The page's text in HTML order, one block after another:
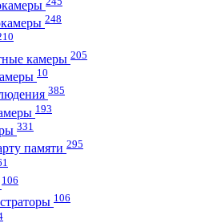
248
камеры 205
10
385
193
331
памяти 295
106
106